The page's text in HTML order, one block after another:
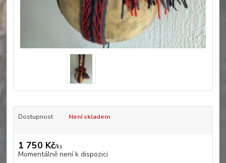
Dostupnost Není skladem
1 750 Kč/ks
Momentálně není k dispozici